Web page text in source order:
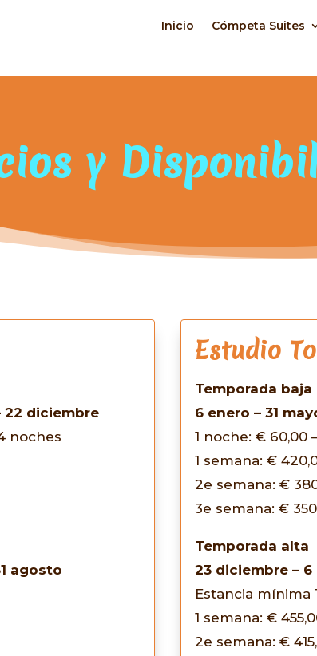
Inicio Cómpeta Suites
y
22 diciembre
noches
agosto
Estudio
Temporada baja
6 enero – 31
1 noche: € 60,00
1 semana: €
2e semana: €
3e semana: €
Temporada alta
23 diciembre – 6
Estancia mínima
1 semana: €
2e semana: €